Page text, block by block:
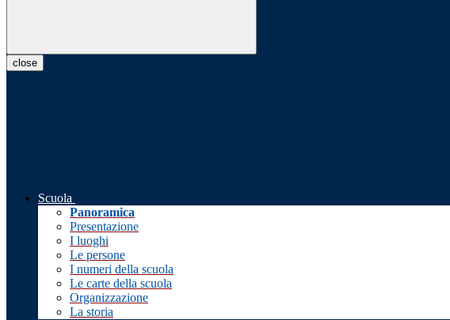
close
Scuola
Panoramica
Presentazione
I luoghi
Le persone
I numeri della scuola
Le carte della scuola
Organizzazione
La storia